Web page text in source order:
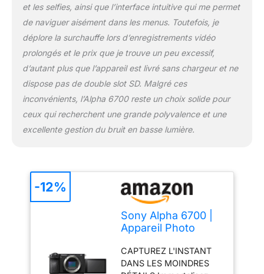
ultra-léger, l'Alpha 6700
est conçu pour vous
toutes vos aventures.
Avec son écran tactile
orientable latéral, son
viseur électronique
amélioré et sa molette
avant... PARTAGEZ
VOTRE CONTENU
AUTOUR DE VOUS
d'un magnifique effet
bokeh grâce au large
choix d'objectifs et
d'accessoires adaptés à
CONTENU DE LA BOITE
Boîtier A6700, batterie
et les selfies, ainsi que l’interface intuitive qui me permet
de naviguer aisément dans les menus. Toutefois, je
déplore la surchauffe lors d’enregistrements vidéo
prolongés et le prix que je trouve un peu excessif,
d’autant plus que l’appareil est livré sans chargeur et ne
dispose pas de double slot SD. Malgré ces
inconvénients, l’Alpha 6700 reste un choix solide pour
ceux qui recherchent une grande polyvalence et une
excellente gestion du bruit en basse lumière.
Sony Alpha 6700 |
Appareil Photo
(26Mp BSI, Mise au
Point AF basée sur
CAPTUREZ L'INSTANT
DANS LES MOINDRES
-12%